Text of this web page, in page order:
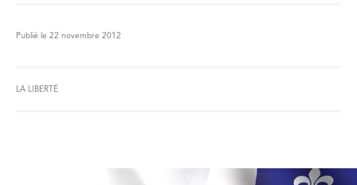
Publié le 22 novembre 2012
LA LIBERTÉ